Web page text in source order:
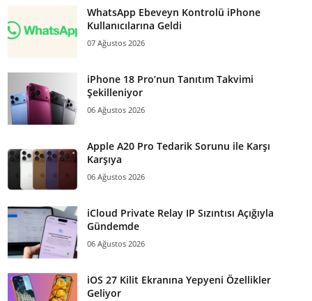
WhatsApp Ebeveyn Kontrolü iPhone
Kullanıcılarına Geldi
07 Ağustos 2026
iPhone 18 Pro’nun Tanıtım Takvimi
Şekilleniyor
06 Ağustos 2026
Apple A20 Pro Tedarik Sorunu ile Karşı
Karşıya
06 Ağustos 2026
iCloud Private Relay IP Sızıntısı Açığıyla
Gündemde
06 Ağustos 2026
iOS 27 Kilit Ekranına Yepyeni Özellikler
Geliyor